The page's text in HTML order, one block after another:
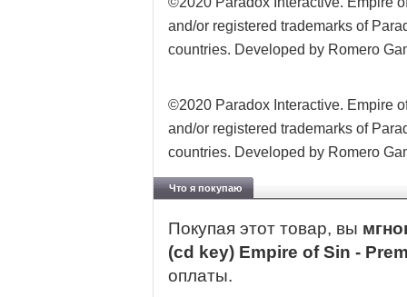
and/or registered trademarks of
countries. Developed by Romero
©2020 Paradox Interactive. Empire
and/or registered trademarks of
countries. Developed by Romero
Что я покупаю
Покупая этот товар, вы
(cd key) Empire of Sin -
оплаты.